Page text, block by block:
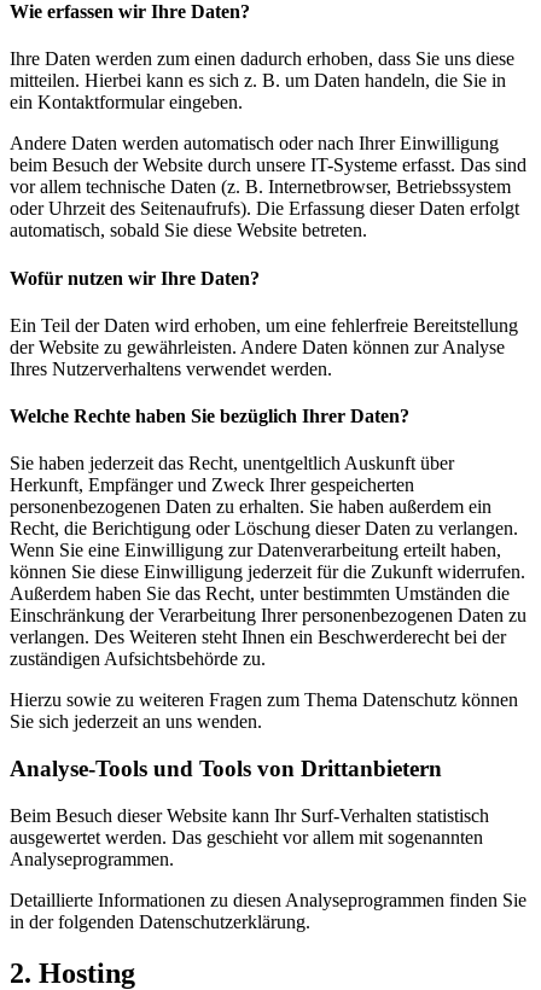
Wie erfassen wir Ihre Daten?
Ihre Daten werden zum einen dadurch erhoben, dass Sie uns diese
mitteilen. Hierbei kann es sich z. B. um Daten handeln, die Sie in
ein Kontaktformular eingeben.
Andere Daten werden automatisch oder nach Ihrer Einwilligung
beim Besuch der Website durch unsere IT-Systeme erfasst. Das sind
vor allem technische Daten (z. B. Internetbrowser, Betriebssystem
oder Uhrzeit des Seitenaufrufs). Die Erfassung dieser Daten erfolgt
automatisch, sobald Sie diese Website betreten.
Wofür nutzen wir Ihre Daten?
Ein Teil der Daten wird erhoben, um eine fehlerfreie Bereitstellung
der Website zu gewährleisten. Andere Daten können zur Analyse
Ihres Nutzerverhaltens verwendet werden.
Welche Rechte haben Sie bezüglich Ihrer Daten?
Sie haben jederzeit das Recht, unentgeltlich Auskunft über
Herkunft, Empfänger und Zweck Ihrer gespeicherten
personenbezogenen Daten zu erhalten. Sie haben außerdem ein
Recht, die Berichtigung oder Löschung dieser Daten zu verlangen.
Wenn Sie eine Einwilligung zur Datenverarbeitung erteilt haben,
können Sie diese Einwilligung jederzeit für die Zukunft widerrufen.
Außerdem haben Sie das Recht, unter bestimmten Umständen die
Einschränkung der Verarbeitung Ihrer personenbezogenen Daten zu
verlangen. Des Weiteren steht Ihnen ein Beschwerderecht bei der
zuständigen Aufsichtsbehörde zu.
Hierzu sowie zu weiteren Fragen zum Thema Datenschutz können
Sie sich jederzeit an uns wenden.
Analyse-Tools und Tools von Dritt­anbietern
Beim Besuch dieser Website kann Ihr Surf-Verhalten statistisch
ausgewertet werden. Das geschieht vor allem mit sogenannten
Analyseprogrammen.
Detaillierte Informationen zu diesen Analyseprogrammen finden Sie
in der folgenden Datenschutzerklärung.
2. Hosting